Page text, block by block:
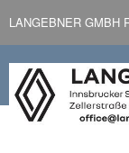
LANGEBNER GMBH